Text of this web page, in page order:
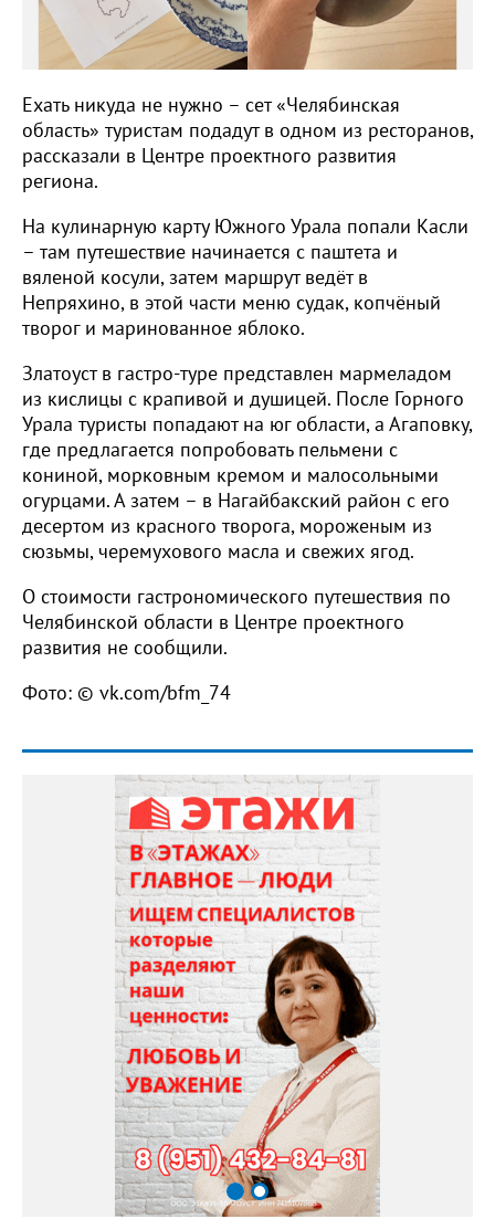
Ехать никуда не нужно – сет «Челябинская
область» туристам подадут в одном из ресторанов,
рассказали в Центре проектного развития
региона.
На кулинарную карту Южного Урала попали Касли
– там путешествие начинается с паштета и
вяленой косули, затем маршрут ведёт в
Непряхино, в этой части меню судак, копчёный
творог и маринованное яблоко.
Златоуст в гастро-туре представлен мармеладом
из кислицы с крапивой и душицей. После Горного
Урала туристы попадают на юг области, а Агаповку,
где предлагается попробовать пельмени с
кониной, морковным кремом и малосольными
огурцами. А затем – в Нагайбакский район с его
десертом из красного творога, мороженым из
сюзьмы, черемухового масла и свежих ягод.
О стоимости гастрономического путешествия по
Челябинской области в Центре проектного
развития не сообщили.
Фото: © vk.com/bfm_74